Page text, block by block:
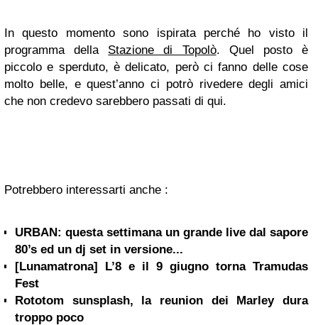
In questo momento sono ispirata perché ho visto il
programma della Stazione di Topolò. Quel posto è
piccolo e sperduto, è delicato, però ci fanno delle cose
molto belle, e quest’anno ci potrò rivedere degli amici
che non credevo sarebbero passati di qui.
Potrebbero interessarti anche :
URBAN: questa settimana un grande live dal sapore
80’s ed un dj set in versione...
[Lunamatrona] L’8 e il 9 giugno torna Tramudas
Fest
Rototom sunsplash, la reunion dei Marley dura
troppo poco